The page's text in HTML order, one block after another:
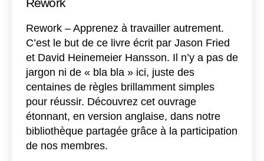
Rework – Apprenez à travailler autrement.
C’est le but de ce livre écrit par Jason Fried
et David Heinemeier Hansson. Il n’y a pas de
jargon ni de « bla bla » ici, juste des
centaines de règles brillamment simples
pour réussir. Découvrez cet ouvrage
étonnant, en version anglaise, dans notre
bibliothèque partagée grâce à la participation
de nos membres.